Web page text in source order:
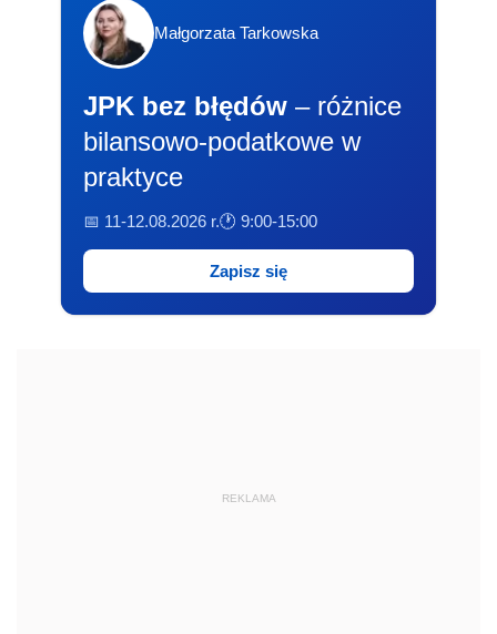
Małgorzata Tarkowska
JPK bez błędów – różnice
bilansowo-podatkowe w
praktyce
📅 11-12.08.2026 r.🕐 9:00-15:00
Zapisz się
REKLAMA